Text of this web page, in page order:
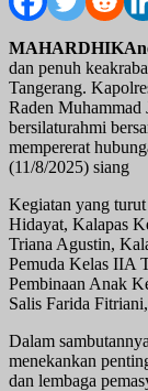
dan penuh
Tangerang.
Raden
bersilaturahmi
mempererat
(11/8/2025) siang
Kegiatan yang
Hidayat, Kalapas
Triana Agustin,
Pemuda Kelas IIA
Pembinaan Anak
Salis Farida
Dalam
menekankan
dan lembaga